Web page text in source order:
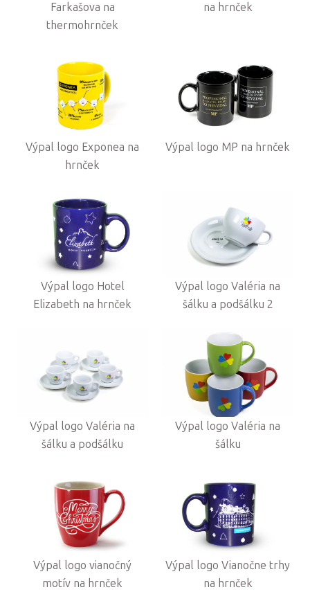
Farkašova na
thermohrnček
na hrnček
Výpal logo Exponea na
hrnček
Výpal logo MP na hrnček
Výpal logo Hotel
Elizabeth na hrnček
Výpal logo Valéria na
šálku a podšálku 2
Výpal logo Valéria na
šálku a podšálku
Výpal logo Valéria na
šálku
Výpal logo vianočný
motív na hrnček
Výpal logo Vianočne trhy
na hrnček